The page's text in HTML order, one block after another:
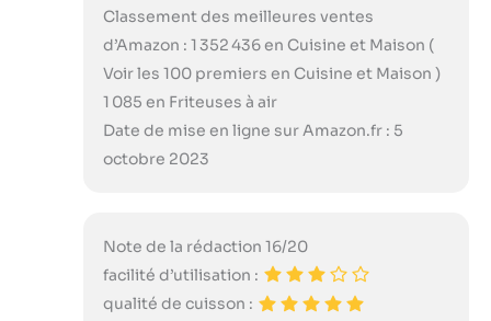
Classement des meilleures ventes
d’Amazon : 1 352 436 en Cuisine et Maison (
Voir les 100 premiers en Cuisine et Maison )
1 085 en Friteuses à air
Date de mise en ligne sur Amazon.fr : 5
octobre 2023
Note de la rédaction 16/20
facilité d’utilisation :
qualité de cuisson :